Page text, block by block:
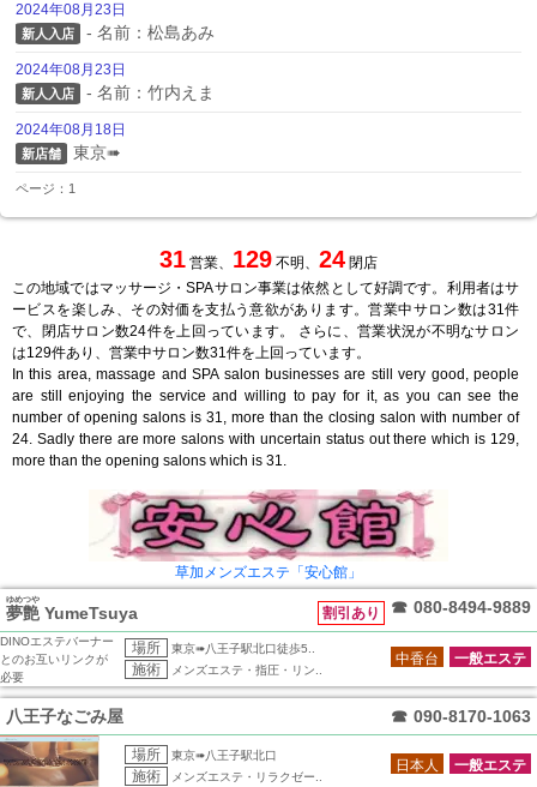
2024年08月23日
新人入店 - 名前：松島あみ
2024年08月23日
新人入店 - 名前：竹内えま
2024年08月18日
新店舗 東京➠
ページ：1
31 営業、 129 不明、 24 閉店
この地域ではマッサージ・SPAサロン事業は依然として好調です。利用者はサ
ービスを楽しみ、その対価を支払う意欲があります。営業中サロン数は31件
で、閉店サロン数24件を上回っています。 さらに、営業状況が不明なサロン
は129件あり、営業中サロン数31件を上回っています。
In this area, massage and SPA salon businesses are still very good, people
are still enjoying the service and willing to pay for it, as you can see the
number of opening salons is 31, more than the closing salon with number of
24. Sadly there are more salons with uncertain status out there which is 129,
more than the opening salons which is 31.
草加メンズエステ「安心館」
夢艶
ゆめつや
YumeTsuya ☎ 080-8494-9889
割引あり
DINOエステバーナー
とのお互いリンクが
必要
場所 東京➠八王子駅北口徒歩5..
施術 メンズエステ・指圧・リン..
一般エステ
中香台
八王子なごみ屋 ☎ 090-8170-1063
場所 東京➠八王子駅北口
施術 メンズエステ・リラクゼー..
一般エステ
日本人